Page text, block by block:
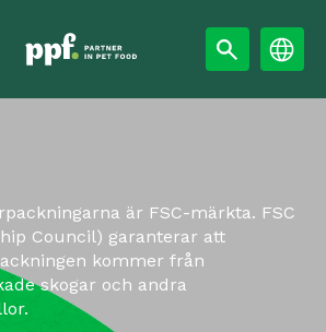
är FSC-märkta. FSC
Council) garanterar att
kommer från
skogar och andra